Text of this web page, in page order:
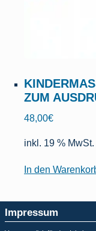
ZUM
48,00€
inkl. 19 % MwSt.
In den
Impressum